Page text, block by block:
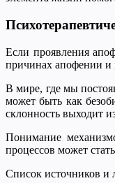
Если проявления
причинах апофении и
В мире, где мы
может быть как
склонность выходит
Понимание
процессов может
Список источников и